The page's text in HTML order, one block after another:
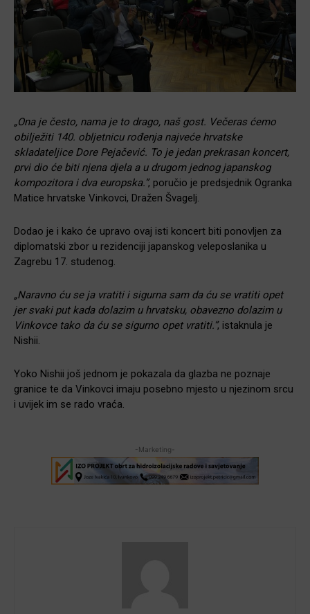
„Ona je često, nama je to drago, naš gost. Večeras ćemo
obilježiti 140. obljetnicu rođenja najveće hrvatske
skladateljice Dore Pejačević. To je jedan prekrasan koncert,
prvi dio će biti njena djela a u drugom jednog japanskog
kompozitora i dva europska.”, poručio je predsjednik Ogranka
Matice hrvatske Vinkovci, Dražen Švagelj.
Dodao je i kako će upravo ovaj isti koncert biti ponovljen za
diplomatski zbor u rezidenciji japanskog veleposlanika u
Zagrebu 17. studenog.
„Naravno ću se ja vratiti i sigurna sam da ću se vratiti opet
jer svaki put kada dolazim u hrvatsku, obavezno dolazim u
Vinkovce tako da ću se sigurno opet vratiti.”, istaknula je
Nishii.
Yoko Nishii još jednom je pokazala da glazba ne poznaje
granice te da Vinkovci imaju posebno mjesto u njezinom srcu
i uvijek im se rado vraća.
-Marketing-